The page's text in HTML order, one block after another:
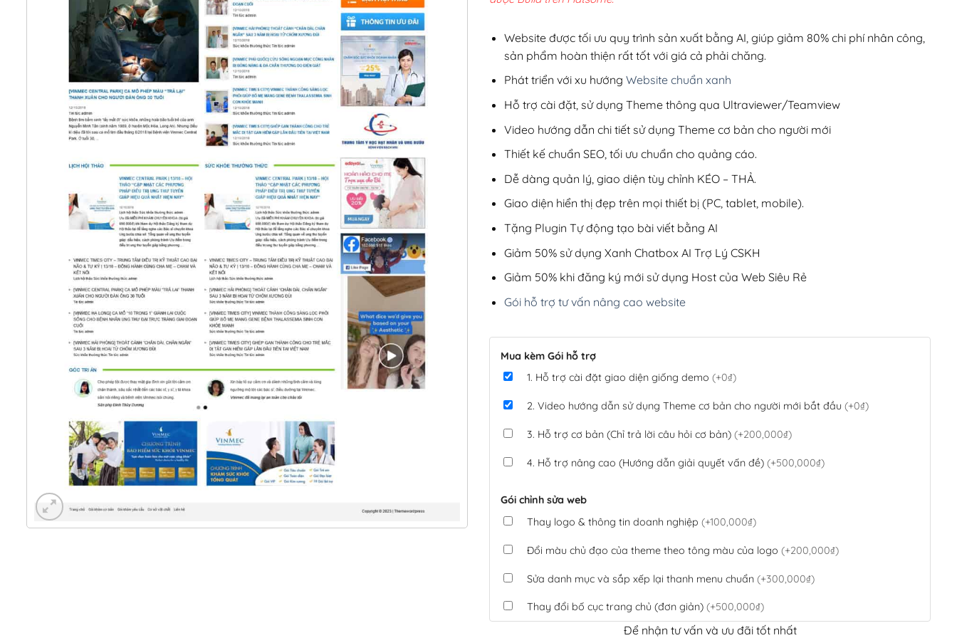
200,000₫.
Website được tối ưu quy trình sản xuất bằng AI, giúp giảm 80% chi phí nhân công,
sản phẩm hoàn thiện rất tốt với giá cả phải chăng.
Phát triển với xu hướng Website chuẩn xanh
Hỗ trợ cài đặt, sử dụng Theme thông qua Ultraviewer/Teamview
Video hướng dẫn chi tiết sử dụng Theme cơ bản cho người mới
Thiết kế chuẩn SEO, tối ưu chuẩn cho quảng cáo.
Dễ dàng quản lý, giao diện tùy chỉnh KÉO – THẢ.
Giao diện hiển thị đẹp trên mọi thiết bị (PC, tablet, mobile).
Tặng Plugin Tự động tạo bài viết bằng AI
Giảm 50% sử dụng Xanh Chatbox AI Trợ Lý CSKH
Giảm 50% khi đăng ký mới sử dụng Host của Web Siêu Rẻ
Gói hỗ trợ tư vấn nâng cao website
Mua kèm Gói hỗ trợ
1. Hỗ trợ cài đặt giao diện giống demo (+0₫)
2. Video hướng dẫn sử dụng Theme cơ bản cho người mới bắt đầu (+0₫)
3. Hỗ trợ cơ bản (Chỉ trả lời câu hỏi cơ bản) (+200,000₫)
4. Hỗ trợ nâng cao (Hướng dẫn giải quyết vấn đề) (+500,000₫)
Gói chỉnh sửa web
Thay logo & thông tin doanh nghiệp (+100,000₫)
Đổi màu chủ đạo của theme theo tông màu của logo (+200,000₫)
Sửa danh mục và sắp xếp lại thanh menu chuẩn (+300,000₫)
Thay đổi bố cục trang chủ (đơn giản) (+500,000₫)
Tích hợp thanh toán QR Code ngân hàng(+100,000₫)
Để nhận tư vấn và ưu đãi tốt nhất